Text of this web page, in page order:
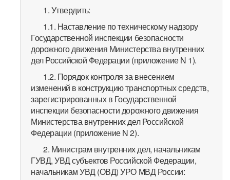
1. Утвердить:
1.1. Наставление по техническому надзору
Государственной инспекции безопасности
дорожного движения Министерства внутренних
дел Российской Федерации (приложение N 1).
1.2. Порядок контроля за внесением
изменений в конструкцию транспортных средств,
зарегистрированных в Государственной
инспекции безопасности дорожного движения
Министерства внутренних дел Российской
Федерации (приложение N 2).
2. Министрам внутренних дел, начальникам
ГУВД, УВД субъектов Российской Федерации,
начальникам УВД (ОВД) УРО МВД России: